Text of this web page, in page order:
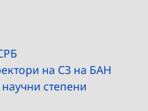
на СЗ на БАН
степени